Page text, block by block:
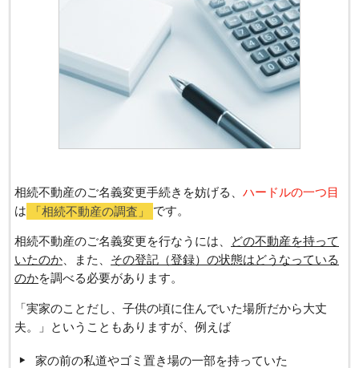
相続不動産のご名義変更手続きを妨げる、 ハードルの一つ目
は
「相続不動産の調査」 です。
相続不動産のご名義変更を行なうには、
どの不動産を持って
いたのか 、また、 その登記（登録）の状態はどうなっている
のかを調べる必要があります。
「実家のことだし、子供の頃に住んでいた場所だから大丈
夫。」ということもありますが、例えば
家の前の私道やゴミ置き場の一部を持っていた